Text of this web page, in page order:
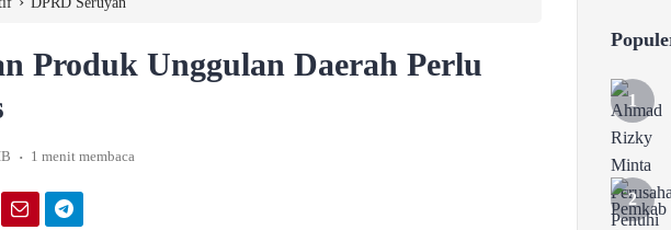
Produk Unggulan Daerah Perlu
. 1 menit membaca